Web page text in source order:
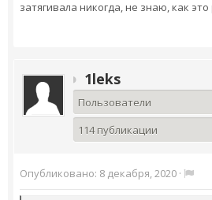
затягивала никогда, не знаю, как
1leks
Пользователи
114 публикации
Опубликовано: 8 декабря, 2020 ·